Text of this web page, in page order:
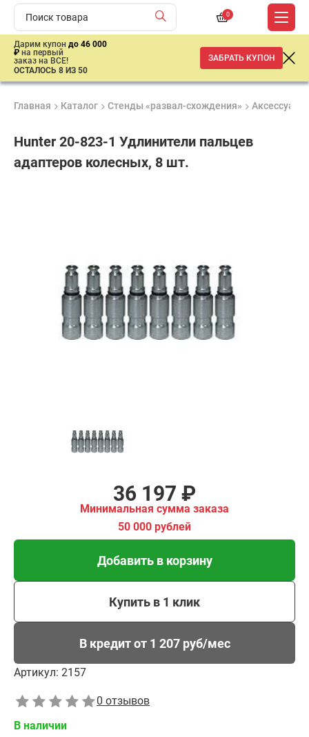
0
Дарим купон до 46 000
₽ на первый
заказ на ВСЕ!
ОСТАЛОСЬ 8 ИЗ 50
ЗАБРАТЬ КУПОН
Главная Каталог Стенды «развал-схождения»
Hunter 20-823-1 Удлинители пальцев
адаптеров колесных, 8 шт.
36 197 ₽
Минимальная сумма заказа
50 000 рублей
Добавить в корзину
Купить в 1 клик
В кредит от 1 207 руб/мес
Артикул: 2157
0 отзывов
В наличии
В кредит от 1 207 руб/